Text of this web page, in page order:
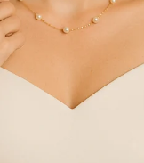
rafinament și un
colier cu o